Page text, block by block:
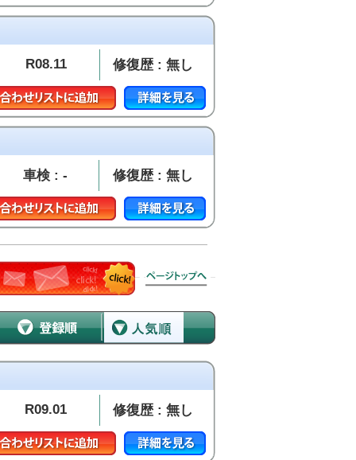
R08.11 修復歴 : 無し
車検 : - 修復歴 : 無し
R09.01 修復歴 : 無し